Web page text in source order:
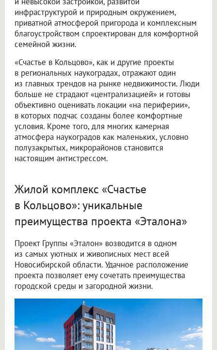
инфраструктурой и природным окружением,
приватной атмосферой пригорода и комплексным
благоустройством спроектирован для комфортной
семейной жизни.
«Счастье в Кольцово», как и другие проекты
в региональных наукоградах, отражают один
из главных трендов на рынке недвижимости. Люди
больше не страдают «централизацией» и готовы
объективно оценивать локации «на периферии»,
в которых подчас созданы более комфортные
условия. Кроме того, для многих камерная
атмосфера наукоградов как маленьких, условно
полузакрытых, микрорайонов становится
настоящим антистрессом.
Жилой комплекс «Счастье
в Кольцово»: уникальные
преимущества проекта «Эталона»
Проект Группы «Эталон» возводится в одном
из самых уютных и живописных мест всей
Новосибирской области. Удачное расположение
проекта позволяет ему сочетать преимущества
городской среды и загородной жизни.